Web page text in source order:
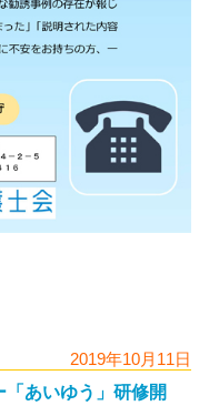
2019年10月11日
あいゆう」研修開